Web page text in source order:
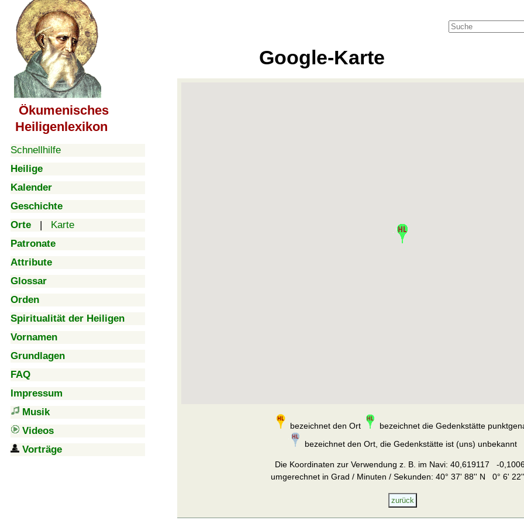
Ökumenisches
Heiligenlexikon
Schnellhilfe
Heilige
Kalender
Geschichte
Orte | Karte
Patronate
Attribute
Glossar
Orden
Spiritualität der Heiligen
Vornamen
Grundlagen
FAQ
Impressum
Musik
Videos
Vorträge
Google-Karte
bezeichnet den Ort
bezeichnet die Gedenkstätte
bezeichnet den Ort, die Gedenkstätte ist (uns) unbekannt
Die Koordinaten zur Verwendung z. B. im Navi: 40,619117 -
umgerechnet in Grad / Minuten / Sekunden: 40° 37' 88'' N 0° 6'